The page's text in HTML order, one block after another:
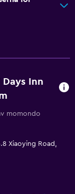
Inn
momondo
Xiaoying Road,